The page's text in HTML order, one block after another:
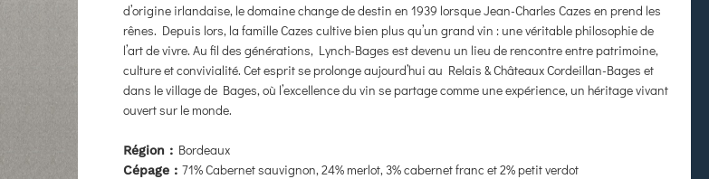
d’origine irlandaise, le domaine change de destin en 1939 lorsque Jean-Charles Cazes en prend les
rênes. Depuis lors, la famille Cazes cultive bien plus qu’un grand vin : une véritable philosophie de
l’art de vivre. Au fil des générations, Lynch-Bages est devenu un lieu de rencontre entre patrimoine,
culture et convivialité. Cet esprit se prolonge aujourd’hui au Relais & Châteaux Cordeillan-Bages et
dans le village de Bages, où l’excellence du vin se partage comme une expérience, un héritage vivant
ouvert sur le monde.
Région : Bordeaux
Cépage :71% Cabernet sauvignon, 24% merlot, 3% cabernet franc et 2% petit verdot